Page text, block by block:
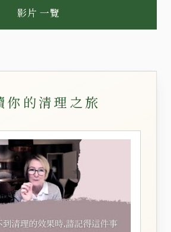
影片 一覽
你的清理之旅